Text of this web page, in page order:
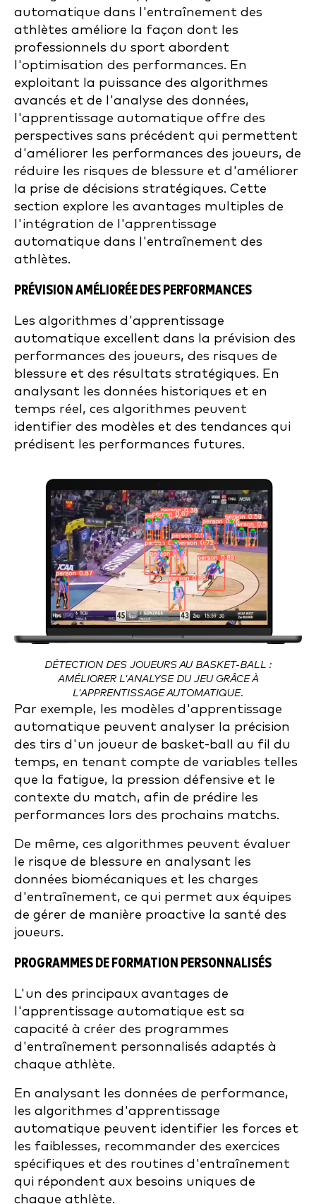
automatique dans l'entraînement des
athlètes améliore la façon dont les
professionnels du sport abordent
l'optimisation des performances. En
exploitant la puissance des algorithmes
avancés et de l'analyse des données,
l'apprentissage automatique offre des
perspectives sans précédent qui permettent
d'améliorer les performances des joueurs, de
réduire les risques de blessure et d'améliorer
la prise de décisions stratégiques. Cette
section explore les avantages multiples de
l'intégration de l'apprentissage
automatique dans l'entraînement des
athlètes.
PRÉVISION AMÉLIORÉE DES PERFORMANCES
Les algorithmes d'apprentissage
automatique excellent dans la prévision des
performances des joueurs, des risques de
blessure et des résultats stratégiques. En
analysant les données historiques et en
temps réel, ces algorithmes peuvent
identifier des modèles et des tendances qui
prédisent les performances futures.
DÉTECTION DES JOUEURS AU BASKET-BALL :
AMÉLIORER L'ANALYSE DU JEU GRÂCE À
L'APPRENTISSAGE AUTOMATIQUE.
Par exemple, les modèles d'apprentissage
automatique peuvent analyser la précision
des tirs d'un joueur de basket-ball au fil du
temps, en tenant compte de variables telles
que la fatigue, la pression défensive et le
contexte du match, afin de prédire les
performances lors des prochains matchs.
De même, ces algorithmes peuvent évaluer
le risque de blessure en analysant les
données biomécaniques et les charges
d'entraînement, ce qui permet aux équipes
de gérer de manière proactive la santé des
joueurs.
PROGRAMMES DE FORMATION PERSONNALISÉS
L'un des principaux avantages de
l'apprentissage automatique est sa
capacité à créer des programmes
d'entraînement personnalisés adaptés à
chaque athlète.
En analysant les données de performance,
les algorithmes d'apprentissage
automatique peuvent identifier les forces et
les faiblesses, recommander des exercices
spécifiques et des routines d'entraînement
qui répondent aux besoins uniques de
chaque athlète.